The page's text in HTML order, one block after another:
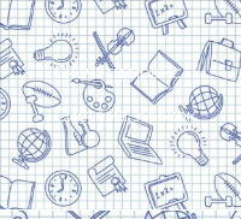
Скачати прайс
Система знижок